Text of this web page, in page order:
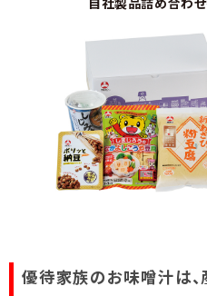
自社製品詰め合わせ
優待家族のお味噌汁は、